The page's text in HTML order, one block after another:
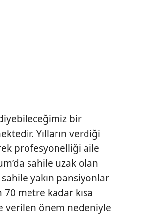
bir
Yılların verdiği
profesyonelliği aile
sahile uzak olan
yakın pansiyonlar
70 metre kadar kısa
verilen önem nedeniyle